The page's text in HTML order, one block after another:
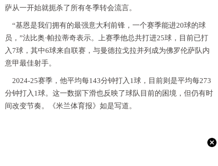
萨从一开始就扼杀了所有冬季转会流言。
“基恩是我们拥有的最强意大利前锋，一个赛季能进20球的球
员，”法比奥·帕拉蒂奇表示。上赛季他总共打进25球，目前已打
入7球，其中6球来自联赛，与曼德拉戈拉并列成为佛罗伦萨队内
意甲最佳射手。
2024-25赛季，他平均每143分钟打入1球，目前则是平均每273
分钟打入1球。这一数据下滑也反映了球队目前的困境，但仍有时
间改变节奏。《米兰体育报》如是写道。